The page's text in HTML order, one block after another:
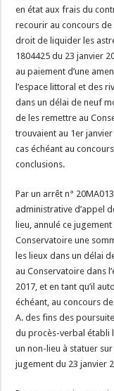
en état aux frais du
recourir au concours
droit de liquider les
1804425 du 23 janvier
au paiement d’une
l’espace littoral et des
dans un délai de neuf
de les remettre au
trouvaient au 1er
cas échéant au
conclusions.
Par un arrêt n°
administrative d’appel
lieu, annulé ce
Conservatoire une
les lieux dans un délai
au Conservatoire dans
2017, et en tant qu’il
échéant, au concours
A. des fins des
du procès-verbal établi
un non-lieu à statuer
jugement du 23 janvier